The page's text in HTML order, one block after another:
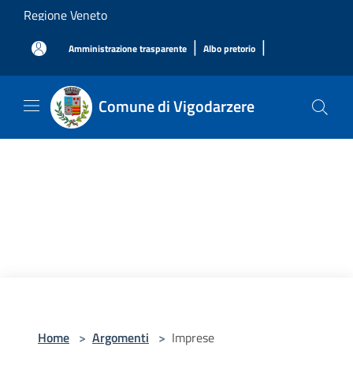
Salta al contenuto principale
Regione Veneto
Amministrazione trasparente | Albo pretorio |
Comune di Vigodarzere
Home > Argomenti > Imprese